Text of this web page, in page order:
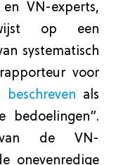
en VN-experts,
op een
systematisch
voor
beschreven als
bedoelingen”.
de VN-
onevenredige